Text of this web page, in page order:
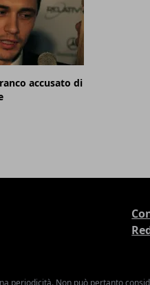
accusato di
periodicità. Non può pertanto